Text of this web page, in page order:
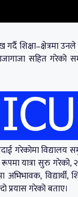
शिक्षा–क्षेत्रमा
सहित
गरेकोमा विद्यालय
रूपमा यात्रा सुरु
विद्यार्थी,
गरेको बताए।